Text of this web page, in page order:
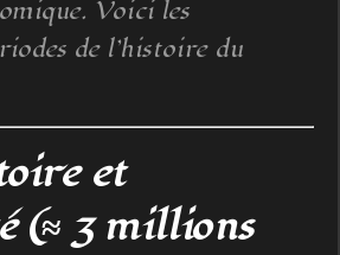
Voici les
de l’histoire du
et
(≈ 3 millions